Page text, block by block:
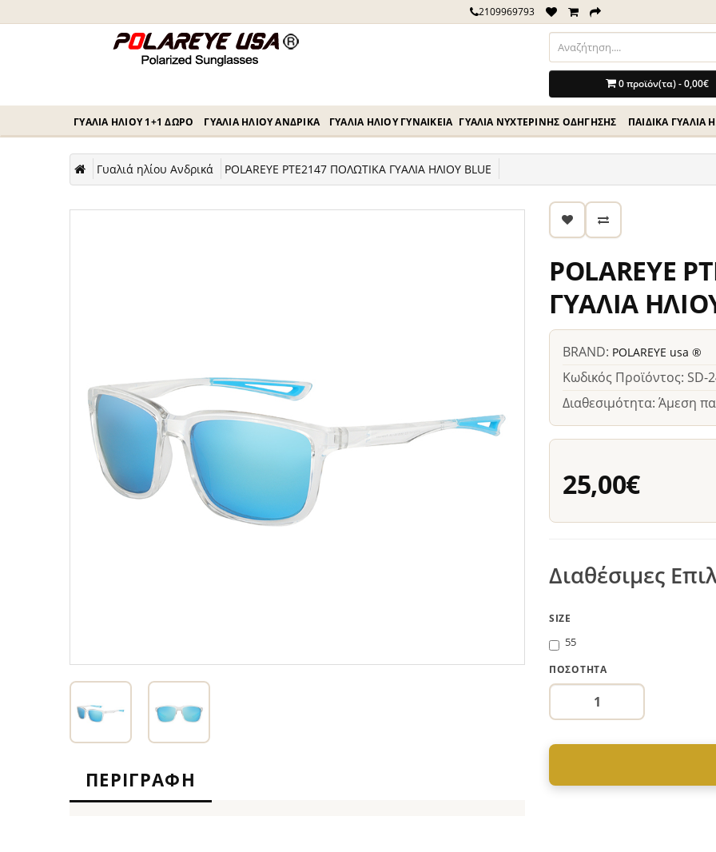
2109969793
0 προϊόν(τα) - 0,00€
ΓΥΑΛΙΆ ΗΛΊΟΥ 1+1 ΔΏΡΟ ΓΥΑΛΙΆ ΗΛΊΟΥ ΑΝΔΡΙΚΆ ΓΥΑΛΙΆ ΗΛΊΟΥ ΓΥΝΑΙΚΕΊΑ ΓΥΑΛΙΆ ΝΥΧΤΕΡΙΝΉΣ ΟΔΗΓΗΣΗΣ ΠΑΙΔΙΚΆ ΓΥΑΛΙΆ
Γυαλιά ηλίου Ανδρικά POLAREYE PTE2147 ΠΟΛΩΤΙΚΑ ΓΥΑΛΙΑ ΗΛΙΟΥ BLUE
ΠΕΡΙΓΡΑΦΉ
POLAREYE
ΓΥΑΛΙΑ
BRAND: POLAREYE usa ®
Κωδικός Προϊόντος: SD-
Διαθεσιμότητα: Άμεση
25,00€
Διαθέσιμες
SIZE
55
ΠΟΣΌΤΗΤΑ